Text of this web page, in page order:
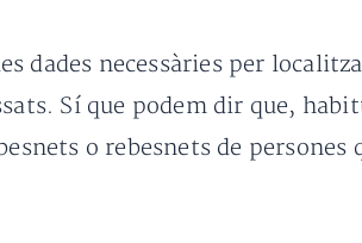
dades necessàries per
Sí que podem dir que,
o rebesnets de